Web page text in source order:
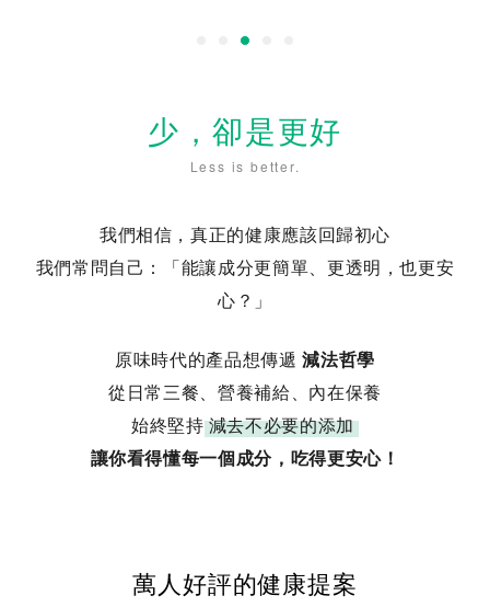
少，卻是更好
Less is better.
我們相信，真正的健康應該回歸初心
我們常問自己：「能讓成分更簡單、更透明，也更安
心？」
原味時代的產品想傳遞減法哲學
從日常三餐、營養補給、內在保養
始終堅持 減去不必要的添加
讓你看得懂每一個成分，吃得更安心！
萬人好評的健康提案